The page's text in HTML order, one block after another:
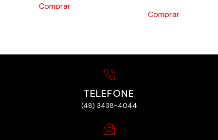
Comprar
Comprar
TELEFONE
(48) 3438-4044